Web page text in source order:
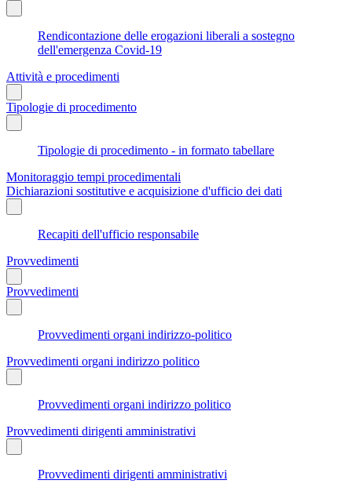
Rendicontazione delle erogazioni liberali a sostegno
dell'emergenza Covid-19
Attività e procedimenti
Tipologie di procedimento
Tipologie di procedimento - in formato tabellare
Monitoraggio tempi procedimentali
Dichiarazioni sostitutive e acquisizione d'ufficio dei dati
Recapiti dell'ufficio responsabile
Provvedimenti
Provvedimenti
Provvedimenti organi indirizzo-politico
Provvedimenti organi indirizzo politico
Provvedimenti organi indirizzo politico
Provvedimenti dirigenti amministrativi
Provvedimenti dirigenti amministrativi